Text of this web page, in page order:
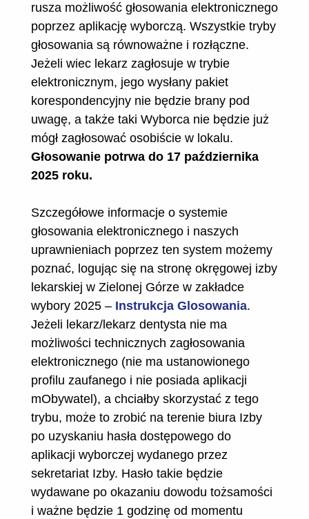
rusza możliwość głosowania elektronicznego
poprzez aplikację wyborczą. Wszystkie tryby
głosowania są równoważne i rozłączne.
Jeżeli wiec lekarz zagłosuje w trybie
elektronicznym, jego wysłany pakiet
korespondencyjny nie będzie brany pod
uwagę, a także taki Wyborca nie będzie już
mógł zagłosować osobiście w lokalu.
Głosowanie potrwa do 17 października
2025 roku.
Szczegółowe informacje o systemie
głosowania elektronicznego i naszych
uprawnieniach poprzez ten system możemy
poznać, logując się na stronę okręgowej izby
lekarskiej w Zielonej Górze w zakładce
wybory 2025 – Instrukcja Glosowania.
Jeżeli lekarz/lekarz dentysta nie ma
możliwości technicznych zagłosowania
elektronicznego (nie ma ustanowionego
profilu zaufanego i nie posiada aplikacji
mObywatel), a chciałby skorzystać z tego
trybu, może to zrobić na terenie biura Izby
po uzyskaniu hasła dostępowego do
aplikacji wyborczej wydanego przez
sekretariat Izby. Hasło takie będzie
wydawane po okazaniu dowodu tożsamości
i ważne będzie 1 godzinę od momentu